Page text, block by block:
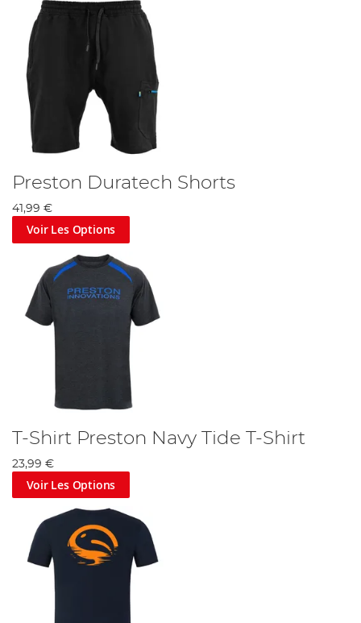
Preston Duratech Shorts
41,99 €
Voir Les Options
T-Shirt Preston Navy Tide T-Shirt
23,99 €
Voir Les Options